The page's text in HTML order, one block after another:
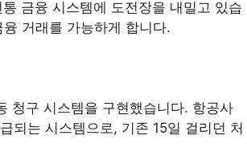
금융 시스템에 도전장을 내밀고 있습
거래를 가능하게 합니다.
청구 시스템을 구현했습니다. 항공사
되는 시스템으로, 기존 15일 걸리던 처